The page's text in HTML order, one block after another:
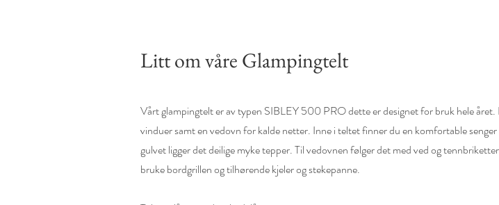
Litt om våre Glampingtelt
Vårt glampingtelt er av typen SIBLEY 500 PRO dette er designet for bruk hele
vinduer samt en vedovn for kalde netter. Inne i teltet finner du en komfortable
gulvet ligger det deilige myke tepper. Til vedovnen følger det med ved og
bruke bordgrillen og tilhørende kjeler og stekepanne.